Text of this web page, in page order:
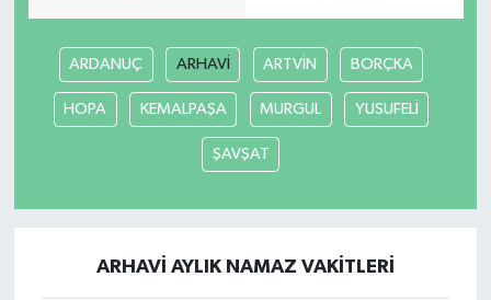
ARDANUÇ ARHAVİ ARTVİN BORÇKA
HOPA KEMALPAŞA MURGUL YUSUFELİ
ŞAVŞAT
ARHAVİ AYLIK NAMAZ VAKITLERI